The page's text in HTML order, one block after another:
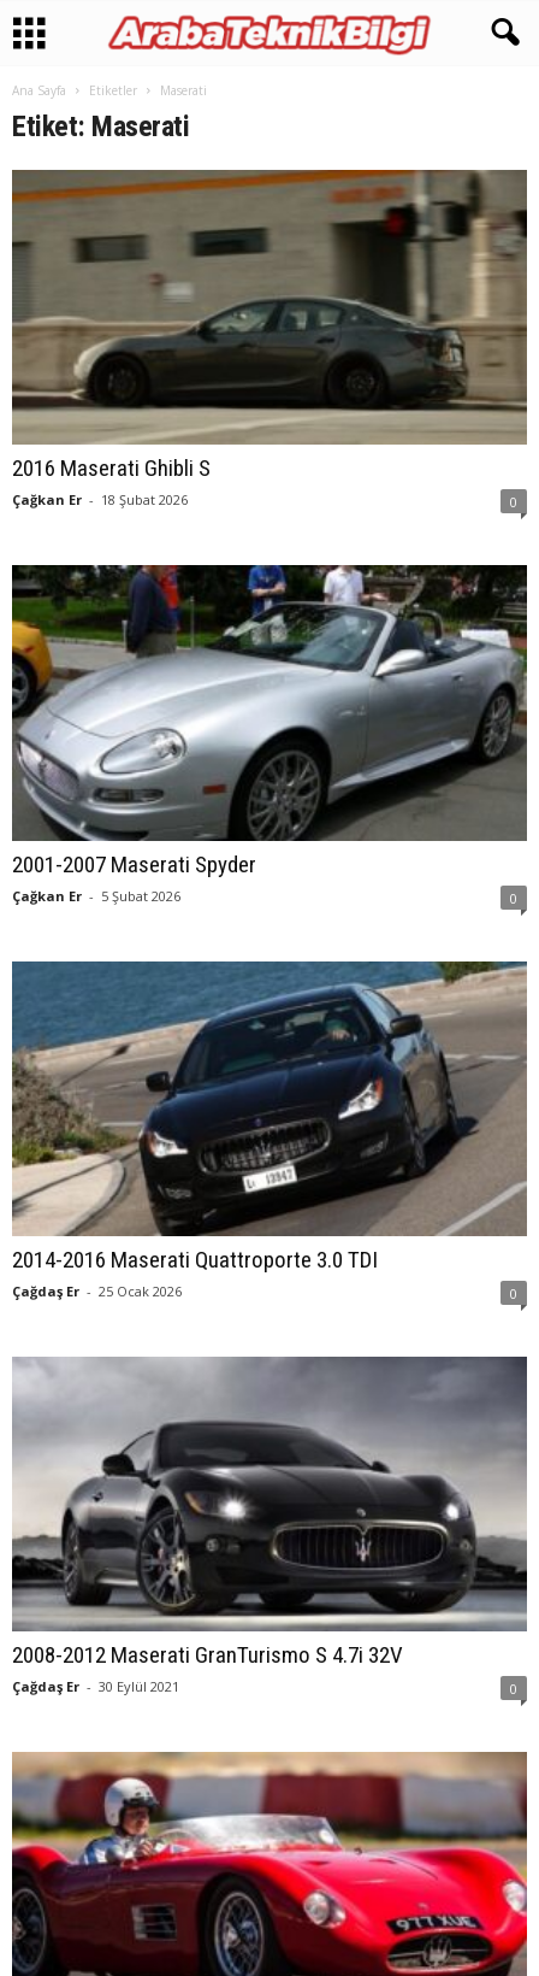
Ana Sayfa Etiketler Maserati
Etiket: Maserati
2016 Maserati Ghibli S
Çağkan Er - 18 Şubat 2026 0
2001-2007 Maserati Spyder
Çağkan Er - 5 Şubat 2026 0
2014-2016 Maserati Quattroporte 3.0 TDI
Çağdaş Er - 25 Ocak 2026 0
2008-2012 Maserati GranTurismo S 4.7i 32V
Çağdaş Er - 30 Eylül 2021 0